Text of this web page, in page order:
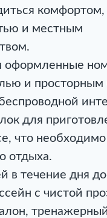
комфортом,
и местным
оформленные
и просторным
для
что
отдыха.
в течение дня
с чистой